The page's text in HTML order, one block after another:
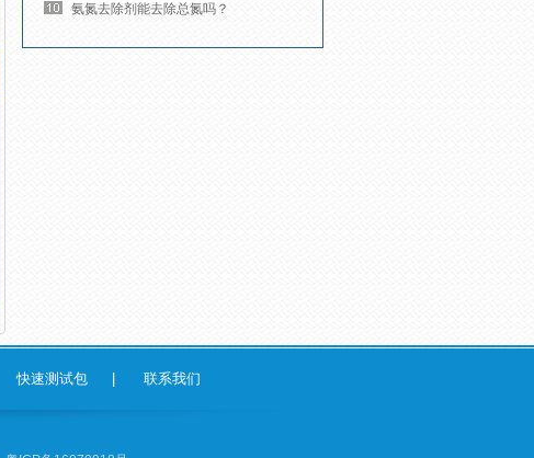
氨氮去除剂能去除总氮吗？
快速测试包 联系我们